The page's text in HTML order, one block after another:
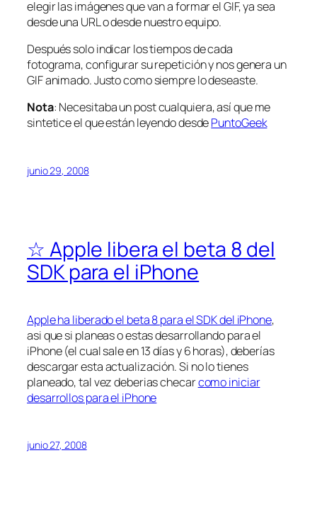
elegir las imágenes que van a formar el GIF, ya sea
desde una URL o desde nuestro equipo.
Después solo indicar los tiempos de cada
fotograma, configurar su repetición y nos genera un
GIF animado. Justo como siempre lo deseaste.
Nota: Necesitaba un post cualquiera, así que me
sintetice el que están leyendo desdePuntoGeek
junio 29, 2008
☆ Apple libera el beta 8 del
SDK para el iPhone
Apple ha liberado el beta 8 para el SDK del iPhone,
asi que si planeas o estas desarrollando para el
iPhone (el cual sale en 13 días y 6 horas), deberías
descargar esta actualización. Si no lo tienes
planeado, tal vez deberias checarcomo iniciar
desarrollos para el iPhone
junio 27, 2008